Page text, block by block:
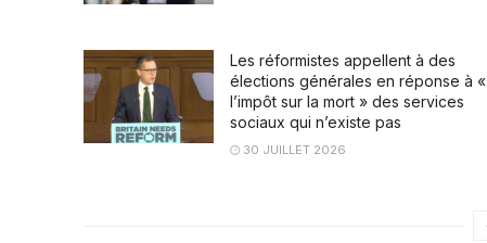
Les réformistes appellent à des
élections générales en réponse à «
l’impôt sur la mort » des services
sociaux qui n’existe pas
30 JUILLET 2026